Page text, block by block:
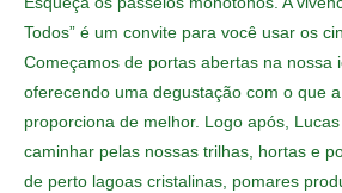
Todos” é um convite para você usar os
Começamos de portas abertas na nossa
oferecendo uma degustação com o que
proporciona de melhor. Logo após,
caminhar pelas nossas trilhas, hortas e
de perto lagoas cristalinas, pomares